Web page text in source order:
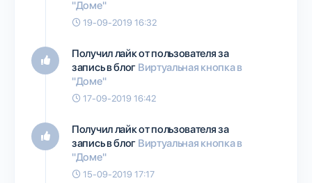
"Доме"
19-09-2019 16:32
Получил лайк от пользователяза
запись в блог Виртуальная кнопка в
"Доме"
17-09-2019 16:42
Получил лайк от пользователяза
запись в блог Виртуальная кнопка в
"Доме"
15-09-2019 17:17